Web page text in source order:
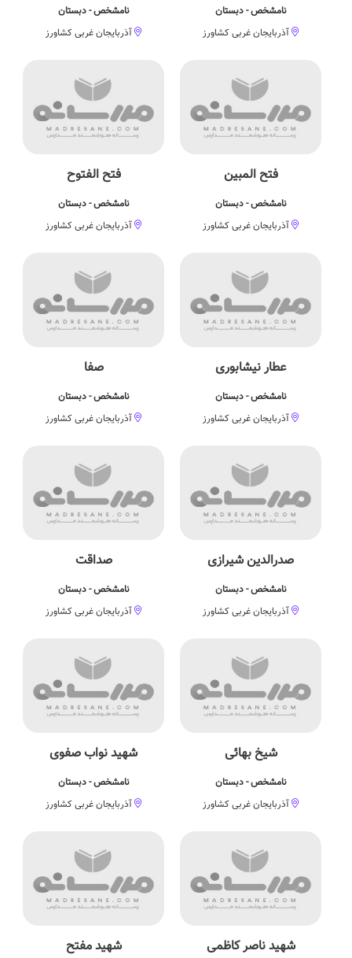
نامشخص - دبستان
آذربایجان غربی کشاورز
نامشخص - دبستان
آذربایجان غربی کشاورز
فتح المبین
نامشخص - دبستان
آذربایجان غربی کشاورز
فتح الفتوح
نامشخص - دبستان
آذربایجان غربی کشاورز
عطار نیشابوری
نامشخص - دبستان
آذربایجان غربی کشاورز
صفا
نامشخص - دبستان
آذربایجان غربی کشاورز
صدرالدین شیرازی
نامشخص - دبستان
آذربایجان غربی کشاورز
صداقت
نامشخص - دبستان
آذربایجان غربی کشاورز
شیخ بهائی
نامشخص - دبستان
آذربایجان غربی کشاورز
شهید نواب صفوی
نامشخص - دبستان
آذربایجان غربی کشاورز
شهید ناصر کاظمی شهید مفتح